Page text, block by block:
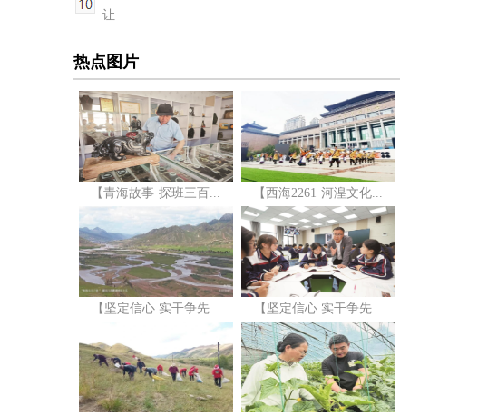
让
热点图片
【青海故事·探班三百... 【西海2261·河湟文化...
【坚定信心 实干争先... 【坚定信心 实干争先...